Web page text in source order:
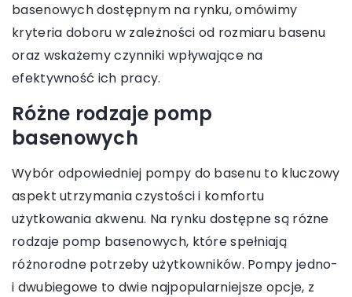
basenowych dostępnym na rynku, omówimy
kryteria doboru w zależności od rozmiaru basenu
oraz wskażemy czynniki wpływające na
efektywność ich pracy.
Różne rodzaje pomp
basenowych
Wybór odpowiedniej pompy do basenu to kluczowy
aspekt utrzymania czystości i komfortu
użytkowania akwenu. Na rynku dostępne są różne
rodzaje pomp basenowych, które spełniają
różnorodne potrzeby użytkowników. Pompy jedno-
i dwubiegowe to dwie najpopularniejsze opcje, z